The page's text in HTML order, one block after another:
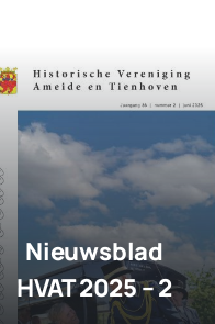
Nieuwsblad
HVAT 2025 – 2